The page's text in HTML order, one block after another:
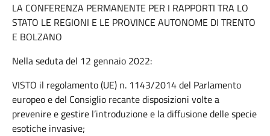
LA CONFERENZA PERMANENTE PER I RAPPORTI TRA LO
STATO LE REGIONI E LE PROVINCE AUTONOME DI TRENTO
E BOLZANO
Nella seduta del 12 gennaio 2022:
VISTO il regolamento (UE) n. 1143/2014 del Parlamento
europeo e del Consiglio recante disposizioni volte a
prevenire e gestire l’introduzione e la diffusione delle specie
esotiche invasive;